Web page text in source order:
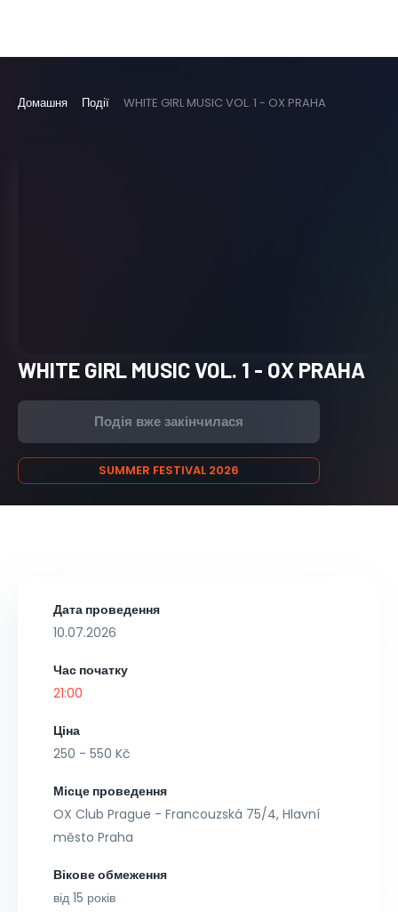
Домашня Події WHITE GIRL MUSIC VOL. 1 - OX PRAHA
WHITE GIRL MUSIC VOL. 1 - OX PRAHA
Подія вже закінчилася
SUMMER FESTIVAL 2026
Дата проведення
10.07.2026
Час початку
21:00
Ціна
250 - 550 Kč
Місце проведення
OX Club Prague - Francouzská 75/4, Hlavní
město Praha
Вікове обмеження
від 15 років